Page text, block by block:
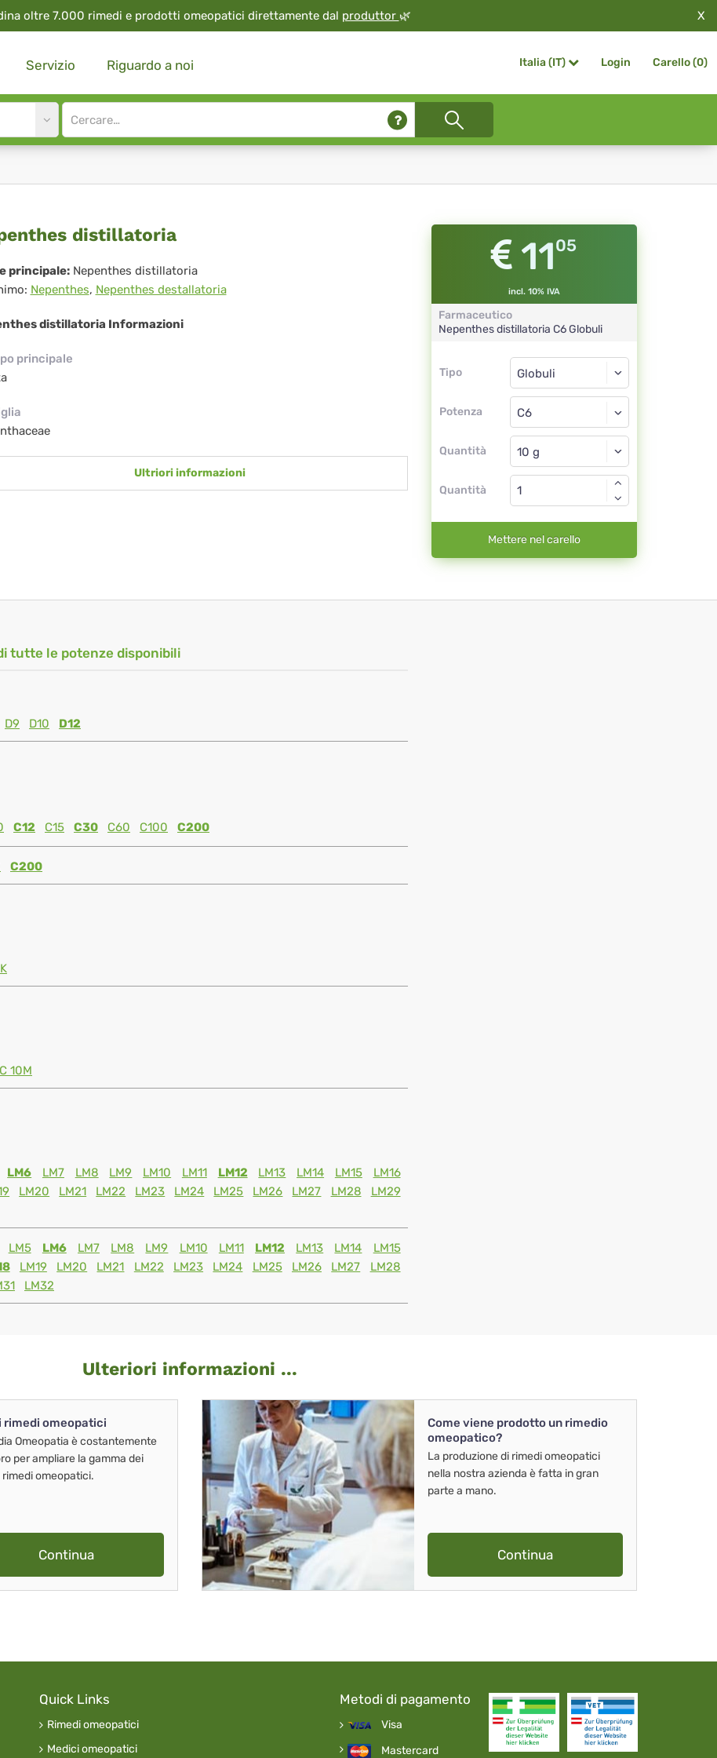
oltre 7.000 rimedi e prodotti omeopatici direttamente dal produttor 🌿 X
Servizio Riguardo a noi Italia (IT) Login Carello (0)
Site
search
distillatoria
principale: Nepenthes distillatoria
Nepenthes, Nepenthes destallatoria
distillatoria Informazioni
principale
Ultriori informazioni
1105
incl. 10% IVA
Farmaceutico
Nepenthes distillatoria C6 Globuli
Tipo
Tipo
Potenza
Globuli
C6
Quantità
Globuli
Quantità
Mettere nel carello
tutte le potenze disponibili
D9 D10 D12
C12 C15 C30 C60 C100 C200
C200
10M
LM6 LM7 LM8 LM9 LM10 LM11 LM12 LM13 LM14 LM15
LM16
LM20 LM21 LM22 LM23 LM24 LM25 LM26 LM27 LM28
LM29
LM5 LM6 LM7 LM8 LM9 LM10 LM11 LM12 LM13 LM14
LM15
LM19 LM20 LM21 LM22 LM23 LM24 LM25 LM26 LM27
LM28
LM32
Ulteriori informazioni ...
rimedi omeopatici
Omeopatia è costantemente
per ampliare la gamma dei
rimedi omeopatici.
Continua
Come viene prodotto un rimedio
omeopatico?
La produzione di rimedi omeopatici
nella nostra azienda è fatta in gran
parte a mano.
Continua
Quick Links
Rimedi omeopatici
Medici omeopatici
Metodi di pagamento
Visa
Mastercard